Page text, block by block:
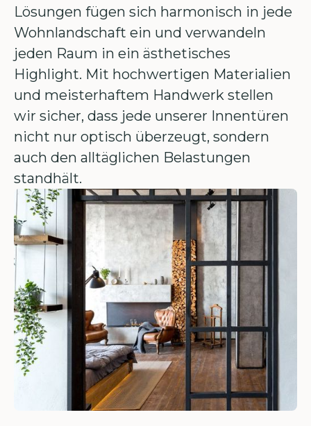
Lösungen fügen sich harmonisch in jede
Wohnlandschaft ein und verwandeln
jeden Raum in ein ästhetisches
Highlight. Mit hochwertigen Materialien
und meisterhaftem Handwerk stellen
wir sicher, dass jede unserer Innentüren
nicht nur optisch überzeugt, sondern
auch den alltäglichen Belastungen
standhält.